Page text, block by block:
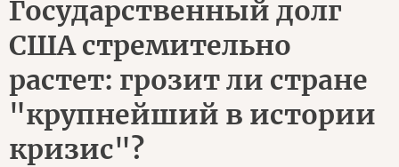
Государственный долг
США стремительно
растет: грозит ли стране
"крупнейший в истории
кризис"?